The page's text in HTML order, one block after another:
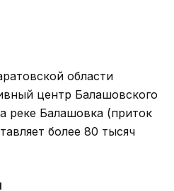
области
центр Балашовского
реке Балашовка (приток
более 80 тысяч